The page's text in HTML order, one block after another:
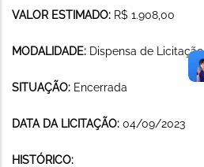
VALOR ESTIMADO: R$ 1.908,00
MODALIDADE: Dispensa de Licitação
SITUAÇÃO: Encerrada
DATA DA LICITAÇÃO: 04/09/2023
HISTÓRICO: